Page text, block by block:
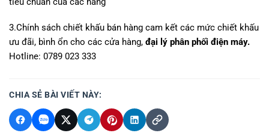
3.Chính sách chiết khấu bán hàng cam kết các mức chiết khấu
ưu đãi, bình ổn cho các cửa hàng, đại lý phân phối điện máy.
Hotline: 0789 023 333
CHIA SẺ BÀI VIẾT NÀY: